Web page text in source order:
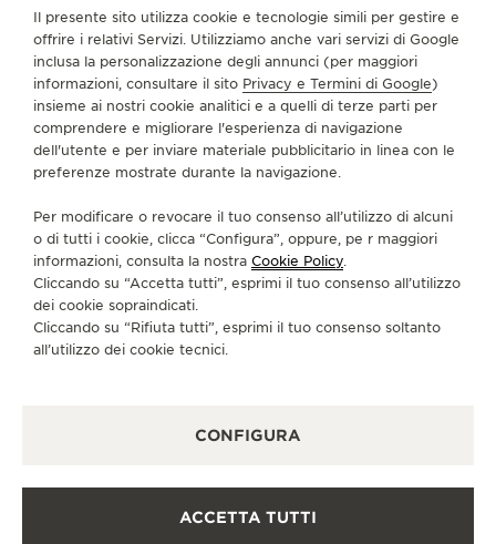
VAI ALLA PAGINA INSTAGRAM DI JAEGER-
VAI ALLA PAGINA LINKEDIN DI JAEGER-
VAI ALLA PAGINA FACEBOOK DI
VAI ALLA PAGINA YOUTUBE
VAI ALLA PAGINA
VAI ALLA PAGINA
ISCRIVERSI ALLA NEWSLETTER
INFORMAZIONI SU DI NOI
SERVIZI
CONTATTI
INFORMATIVA SUI COOKIE
Il presente sito utilizza cookie e tecnologie simili per gestire e
offrire i relativi Servizi. Utilizziamo anche vari servizi di Google
inclusa la personalizzazione degli annunci (per maggiori
informazioni, consultare il sito Privacy e Termini di Google)
insieme ai nostri cookie analitici e a quelli di terze parti per
comprendere e migliorare l'esperienza di navigazione
dell'utente e per inviare materiale pubblicitario in linea con le
preferenze mostrate durante la navigazione.
Per modificare o revocare il tuo consenso all’utilizzo di alcuni
o di tutti i cookie, clicca “Configura”, oppure, pe r maggiori
informazioni, consulta la nostra Cookie Policy.
Cliccando su “Accetta tutti”, esprimi il tuo consenso all’utilizzo
dei cookie sopraindicati.
Cliccando su “Rifiuta tutti”, esprimi il tuo consenso soltanto
all’utilizzo dei cookie tecnici.
CONFIGURA
ACCETTA TUTTI